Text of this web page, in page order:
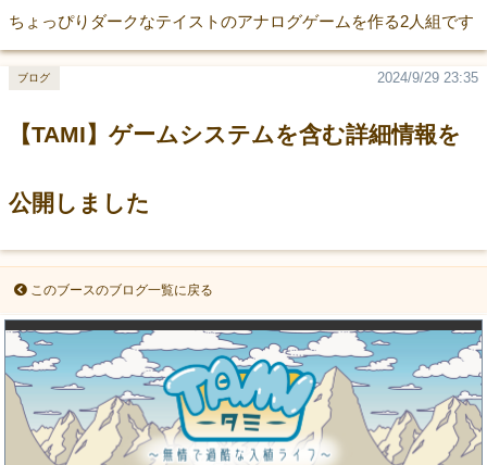
ちょっぴりダークなテイストのアナログゲームを作る2人組です
【TAMI】ゲームシステムを含む詳細情報を
公開しました
2024/9/29 23:35
ブログ
このブースのブログ一覧に戻る